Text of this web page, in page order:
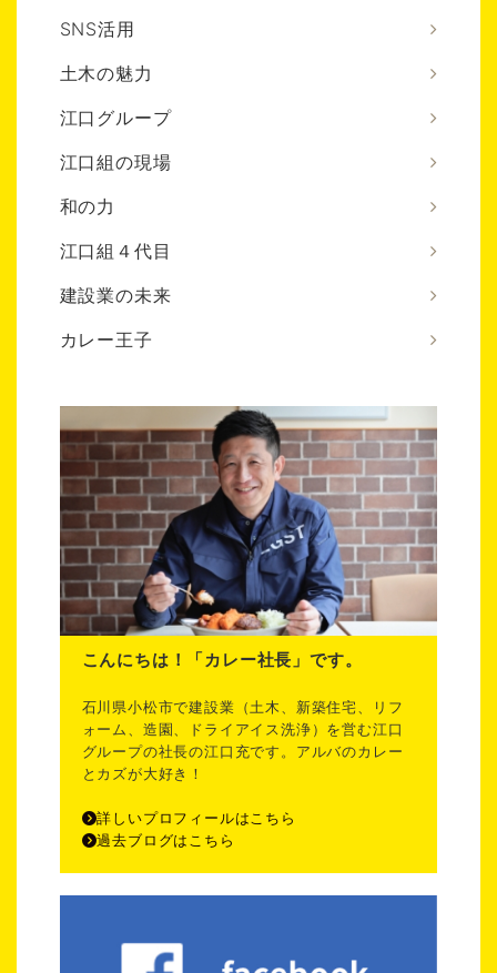
SNS活用
土木の魅力
江口グループ
江口組の現場
和の力
江口組４代目
建設業の未来
カレー王子
こんにちは！「カレー社長」です。
石川県小松市で建設業（土木、新築住宅、リフ
ォーム、造園、ドライアイス洗浄）を営む江口
グループの社長の江口充です。アルバのカレー
とカズが大好き！
詳しいプロフィールはこちら
過去ブログはこちら